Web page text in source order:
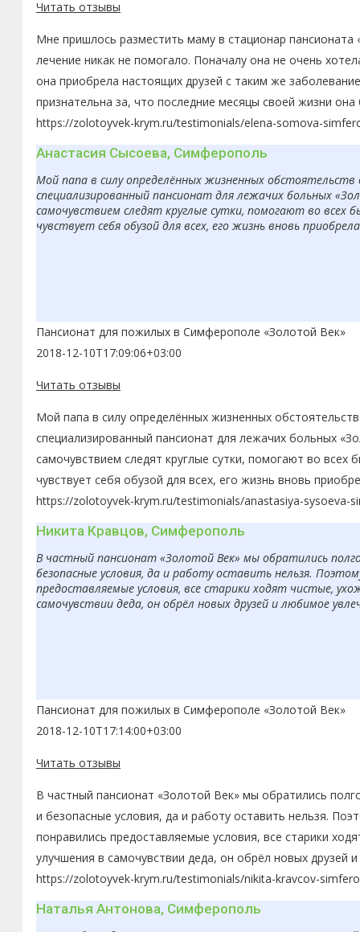
Читать отзывы
Мне пришлось разместить маму в стационар
лечение никак не помогало. Поначалу она не очень
она приобрела настоящих друзей с таким же
признательна за, что последние месяцы своей жизни
https://zolotoyvek-krym.ru/testimonials/elena-somova-
Анастасия Сысоева, Симферополь
Мой папа в силу определённых жизненных
специализированный пансионат для лежачих больных
самочувствием следят круглые сутки, помогают во всех
чувствует себя обузой для всех, его жизнь вновь
Пансионат для пожилых в Симферополе «Золотой Век»
2018-12-10T17:09:06+03:00
Читать отзывы
Мой папа в силу определённых жизненных
специализированный пансионат для лежачих больных
самочувствием следят круглые сутки, помогают во
чувствует себя обузой для всех, его жизнь вновь
https://zolotoyvek-krym.ru/testimonials/anastasiya-sysoeva-
Никита Кравцов, Симферополь
В частный пансионат «Золотой Век» мы обратились
безопасные условия, да и работу оставить нельзя.
предоставляемые условия, все старики ходят чистые,
самочувствии деда, он обрёл новых друзей и любимое
Пансионат для пожилых в Симферополе «Золотой Век»
2018-12-10T17:14:00+03:00
Читать отзывы
В частный пансионат «Золотой Век» мы обратились
и безопасные условия, да и работу оставить нельзя.
понравились предоставляемые условия, все старики
улучшения в самочувствии деда, он обрёл новых
https://zolotoyvek-krym.ru/testimonials/nikita-kravcov-
Наталья Антонова, Симферополь